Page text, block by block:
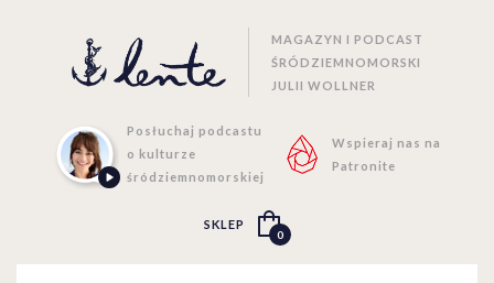
MAGAZYN I PODCAST
ŚRÓDZIEMNOMORSKI
JULII WOLLNER
Posłuchaj podcastu
o kulturze
śródziemnomorskiej
Wspieraj nas na
Patronite
SKLEP
0